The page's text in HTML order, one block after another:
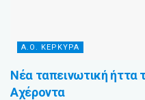
Α.Ο. ΚΕΡΚΥΡΑ
Νέα ταπεινωτική ήττα
Αχέροντα